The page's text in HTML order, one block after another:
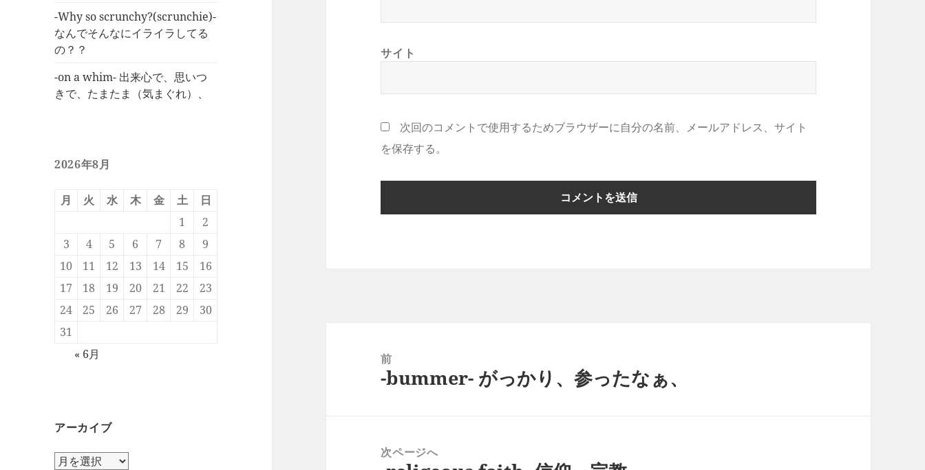
-Why so scrunchy?(scrunchie)-
なんでそんなにイライラしてる
の？？
-on a whim- 出来心で、思いつ
きで、たまたま（気まぐれ）、
2026年8月
月 火 水 木 金 土
日
1
2
3
4 5 6 7 8
9
10
11 12 13 14 15
16
17
18 19 20 21 22
23
24
25 26 27 28 29
30
31
« 6月
アーカイブ
ア
サイト
次回のコメントで使用するためブラウザーに自分の名前、メールアドレス、サイト
を保存する。
前
前
-bummer- がっかり、参ったなぁ、
次ページへ